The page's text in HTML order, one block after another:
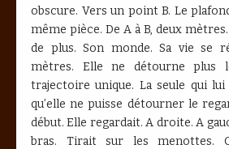
obscure. Vers un point B. Le
même pièce. De A à B, deux
de plus. Son monde. Sa vie se
mètres. Elle ne détourne plus
trajectoire unique. La seule qui
qu’elle ne puisse détourner le
début. Elle regardait. A droite. A
bras. Tirait sur les menottes.